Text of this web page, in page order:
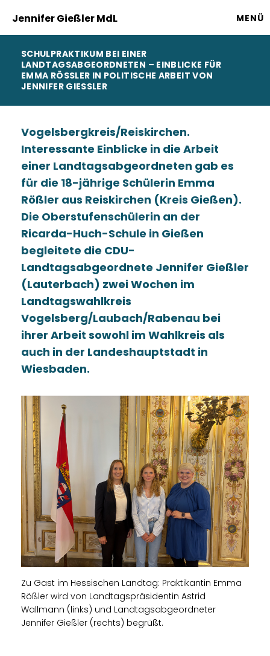
Jennifer Gießler MdL MENÜ
SCHULPRAKTIKUM BEI EINER
LANDTAGSABGEORDNETEN – EINBLICKE FÜR
EMMA RÖSSLER IN POLITISCHE ARBEIT VON J
ENNIFER GIESSLER
Vogelsbergkreis/Reiskirchen.
Interessante Einblicke in die Arbeit
einer Landtagsabgeordneten gab es
für die 18-jährige Schülerin Emma
Rößler aus Reiskirchen (Kreis Gießen).
Die Oberstufenschülerin an der
Ricarda-Huch-Schule in Gießen
begleitete die CDU-
Landtagsabgeordnete Jennifer Gießler
(Lauterbach) zwei Wochen im
Landtagswahlkreis
Vogelsberg/Laubach/Rabenau bei
ihrer Arbeit sowohl im Wahlkreis als
auch in der Landeshauptstadt in
Wiesbaden.
Zu Gast im Hessischen Landtag: Praktikantin Emma
Rößler wird von Landtagspräsidentin Astrid
Wallmann (links) und Landtagsabgeordneter
Jennifer Gießler (rechts) begrüßt.